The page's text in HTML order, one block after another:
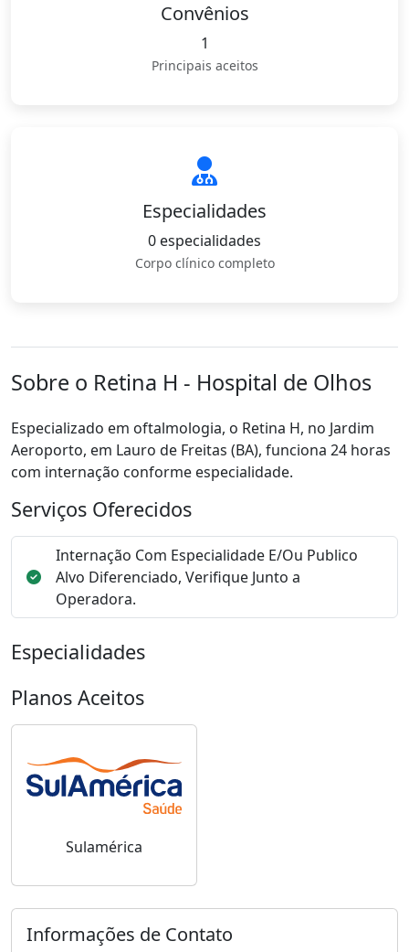
Convênios
1
Principais aceitos
Especialidades
0 especialidades
Corpo clínico completo
Sobre o Retina H - Hospital de Olhos
Especializado em oftalmologia, o Retina H, no Jardim
Aeroporto, em Lauro de Freitas (BA), funciona 24 horas
com internação conforme especialidade.
Serviços Oferecidos
Internação Com Especialidade E/Ou Publico
Alvo Diferenciado, Verifique Junto a
Operadora.
Especialidades
Planos Aceitos
Sulamérica
Informações de Contato